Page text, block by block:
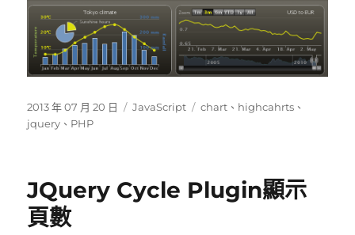
發
佈
2013 年 07 月 20 日
分
JavaScript
標
chart 、 highcahrts 、
jquery 、 PHP
JQuery Cycle Plugin顯示
頁數